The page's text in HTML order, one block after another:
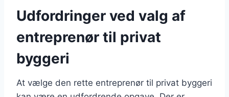
Udfordringer ved valg af
entreprenør til privat
byggeri
At vælge den rette entreprenør til privat byggeri